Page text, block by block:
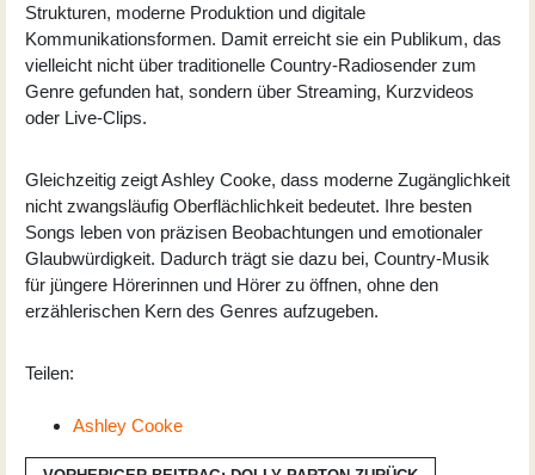
Strukturen, moderne Produktion und digitale
Kommunikationsformen. Damit erreicht sie ein Publikum, das
vielleicht nicht über traditionelle Country-Radiosender zum
Genre gefunden hat, sondern über Streaming, Kurzvideos
oder Live-Clips.
Gleichzeitig zeigt Ashley Cooke, dass moderne Zugänglichkeit
nicht zwangsläufig Oberflächlichkeit bedeutet. Ihre besten
Songs leben von präzisen Beobachtungen und emotionaler
Glaubwürdigkeit. Dadurch trägt sie dazu bei, Country-Musik
für jüngere Hörerinnen und Hörer zu öffnen, ohne den
erzählerischen Kern des Genres aufzugeben.
Teilen:
Ashley Cooke